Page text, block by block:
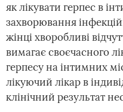
як лікувати герпес в
захворювання
жінці хворобливі
вимагає своєчасного
герпесу на інтимних
лікуючий лікар в
клінічний результат